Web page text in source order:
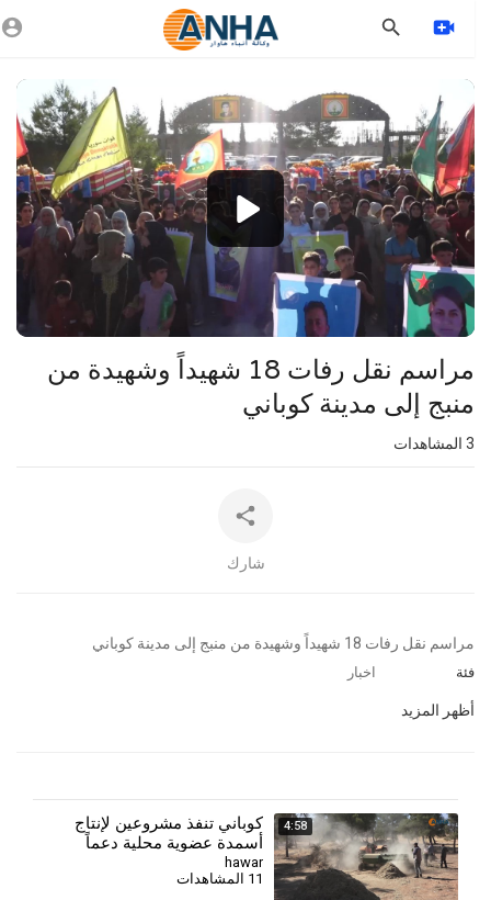
Video
Player
1080p
360p
240p
مراسم نقل رفات 18 شهيداً وشهيدة من
منبج إلى مدينة كوباني
المشاهدات
شارك
⁣مراسم نقل رفات 18 شهيداً وشهيدة من منبج إلى مدينة كوباني
فئة اخبار
أظهر المزيد
4:58
كوباني تنفذ مشروعين لإنتاج
أسمدة عضوية محلية دعماً
للزراعة
hawar
11 المشاهدات